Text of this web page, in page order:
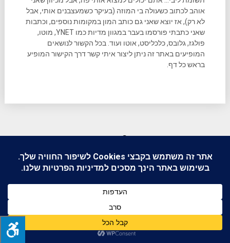
אוהב לכתוב כשעולה בי המוזה (בעיקר כשמעצבנים אותי, אבל
לא רק), אז יוצא שאני גם כותב המון במקומות נוספים, וכתבות
שאני כתבתי פורסמו בעבר במגוון מדיות כמו YNET, מוטו,
פולגז, גלובס, כלכליסט, אוטו ועוד. בכל הקשור לנושאים
המופיעים באתר זה ניתן ליצור איתי קשר דרך הקישור המופיע
בראש כל דף.
מחפשים משהו?
רוצים להצטרף? שלחו לי הודעה.